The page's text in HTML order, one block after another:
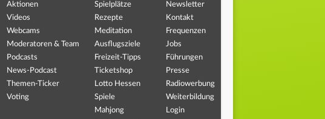
Aktionen
Videos
Webcams
Moderatoren & Team
Podcasts
News-Podcast
Themen-Ticker
Voting
Spielplätze
Rezepte
Meditation
Ausflugsziele
Freizeit-Tipps
Ticketshop
Lotto Hessen
Spiele
Mahjong
Newsletter
Kontakt
Frequenzen
Jobs
Führungen
Presse
Radiowerbung
Weiterbildung
Login